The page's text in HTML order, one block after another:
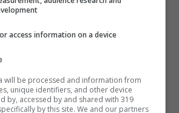
access information on a device
will be processed and information from
unique identifiers, and other device
by, accessed by and shared with 319
by this site. We and our partners